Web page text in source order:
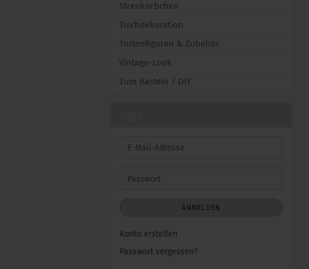
Streukörbchen
Tischdekoration
Tortenfiguren & Zubehör
Vintage-Look
Zum Basteln / DIY
E-
Passwort
ANMELDEN
Konto erstellen
Passwort vergessen?